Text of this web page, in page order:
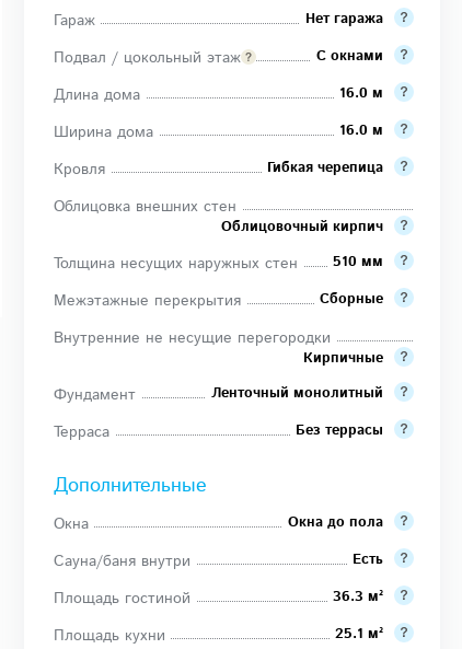
Гараж Нет гаража
Подвал / цокольный этаж С окнами
Длина дома 16.0 м
Ширина дома 16.0 м
Кровля Гибкая черепица
Облицовка внешних стен
Облицовочный кирпич
Толщина несущих наружных стен 510 мм
Межэтажные перекрытия Сборные
Внутренние не несущие перегородки
Кирпичные
Фундамент Ленточный монолитный
Терраса Без террасы
Дополнительные
Окна Окна до пола
Сауна/баня внутри Есть
Площадь гостиной 36.3 м²
Площадь кухни 25.1 м²